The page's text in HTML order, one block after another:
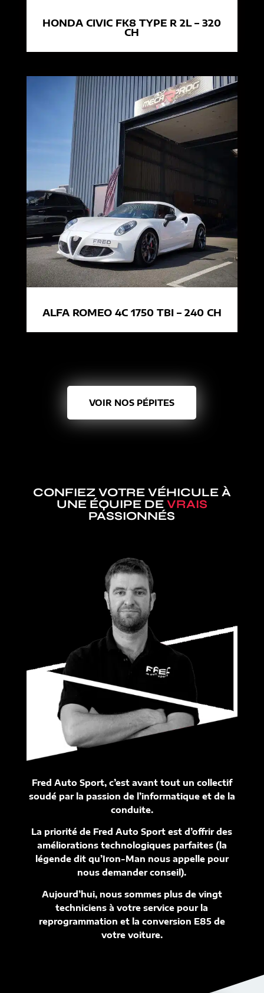
HONDA CIVIC FK8 TYPE R 2L – 320
CH
ALFA ROMEO 4C 1750 TBI – 240 CH
VOIR NOS PÉPITES
CONFIEZ VOTRE VÉHICULE À
UNE ÉQUIPE DE VRAIS
PASSIONNÉS
Fred Auto Sport, c’est avant tout un collectif
soudé par la passion de l’informatique et de la
conduite.
La priorité de Fred Auto Sport est d’offrir des
améliorations technologiques parfaites (la
légende dit qu’Iron-Man nous appelle pour
nous demander conseil).
Aujourd’hui, nous sommes plus de vingt
techniciens à votre service pour la
reprogrammation et la conversion E85 de
votre voiture.